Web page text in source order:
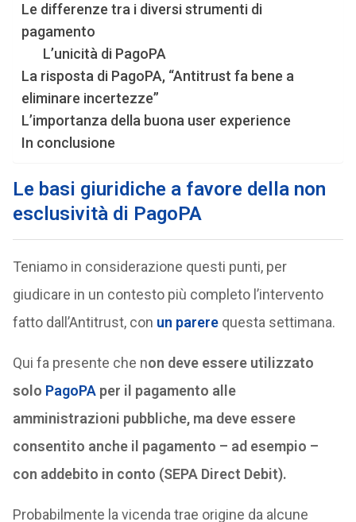
Le differenze tra i diversi strumenti di
pagamento
L’unicità di PagoPA
La risposta di PagoPA, “Antitrust fa bene a
eliminare incertezze”
L’importanza della buona user experience
In conclusione
Le basi giuridiche a favore della non
esclusività di PagoPA
Teniamo in considerazione questi punti, per
giudicare in un contesto più completo l’intervento
fatto dall’Antitrust, con un parerequesta settimana.
Qui fa presente che non deve essere utilizzato
solo PagoPAper il pagamento alle
amministrazioni pubbliche, ma deve essere
consentito anche il pagamento – ad esempio –
con addebito in conto (SEPA Direct Debit).
Probabilmente la vicenda trae origine da alcune